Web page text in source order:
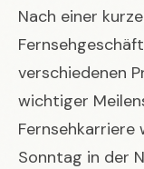
Nach einer
verschiedenen
wichtiger
Fernsehkarriere
Sonntag in der